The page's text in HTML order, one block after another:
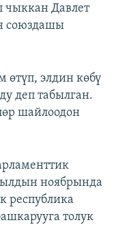
чыккан Давлет
союздашы
элдин көбү
деп табылган.
шайлоодон
ноябрында
республика
толук